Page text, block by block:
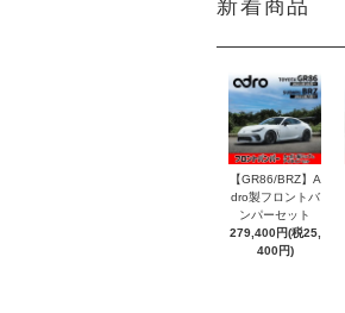
新着商品
【GR86/BRZ】A
dro製フロントバ
ンパーセット
279,400円(税25,
400円)